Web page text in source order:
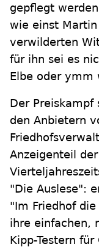
gepflegt
wie einst
verwilderten
für ihn sei es
Elbe oder ymm
Der
den Anbietern
Anzeigenteil
"Die Auslese":
"Im Friedhof
ihre einfachen,
Kipp-Testern